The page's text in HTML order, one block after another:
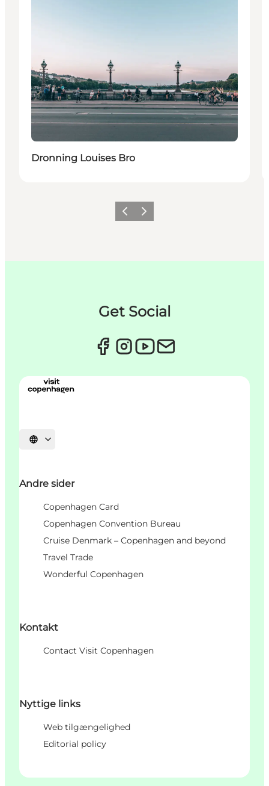
Dronning Louises Bro
ForrigeNæste
Get Social
Vælg sprog
Andre sider
Copenhagen Card
Copenhagen Convention Bureau
Cruise Denmark – Copenhagen and beyond
Travel Trade
Wonderful Copenhagen
Kontakt
Contact Visit Copenhagen
Nyttige links
Web tilgængelighed
Editorial policy